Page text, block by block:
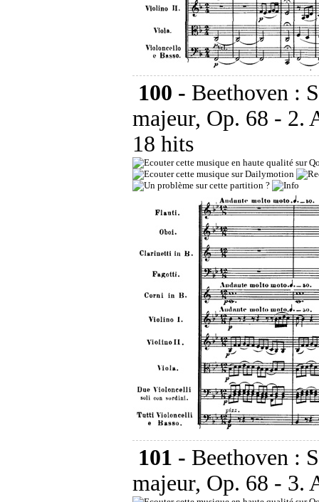
100 - Beethoven :
majeur, Op. 68 - 2.
18 hits
101 - Beethoven :
majeur, Op. 68 - 3.